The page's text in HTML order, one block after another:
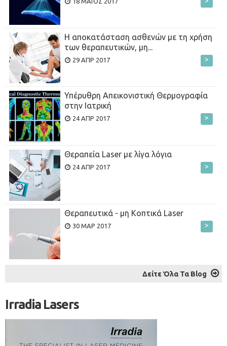
Η αποκατάσταση ασθενών με τη χρήση
των θεραπευτικών, μη...
29 ΑΠΡ 2017 >
Υπέρυθρη Απεικονιστική Θερμογραφία
στην Ιατρική
24 ΑΠΡ 2017 >
Θεραπεία Laser με λίγα λόγια
24 ΑΠΡ 2017 >
Θεραπευτικά - μη Κοπτικά Laser
30 ΜΑΡ 2017 >
Δείτε Όλα Τα Blog
Irradia Lasers